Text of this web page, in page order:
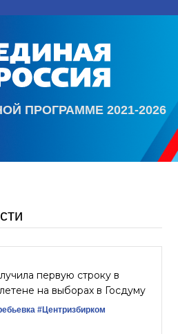
ПРОГРАММЕ 2021-2026
первую строку в
на выборах в Госдуму
#Центризбирком